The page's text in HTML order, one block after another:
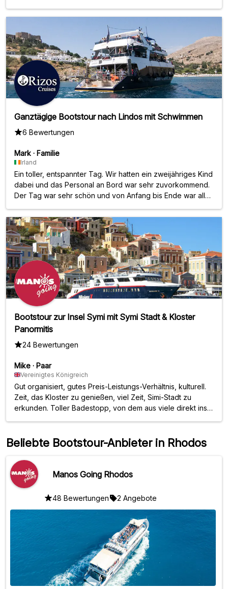
Ganztägige Bootstour nach Lindos mit Schwimmen
6 Bewertungen
Mark · Familie
Irland
Ein toller, entspannter Tag. Wir hatten ein zweijähriges Kind
dabei und das Personal an Bord war sehr zuvorkommend.
Der Tag war sehr schön und von Anfang bis Ende war alles
Bootstour zur Insel Symi mit Symi Stadt & Kloster
Panormitis
24 Bewertungen
Mike · Paar
Vereinigtes Königreich
Gut organisiert, gutes Preis-Leistungs-Verhältnis, kulturell.
Zeit, das Kloster zu genießen, viel Zeit, Simi-Stadt zu
erkunden. Toller Badestopp, von dem aus viele direkt ins
Wir fühlten uns immer sicher. Die Landschaft war
Beliebte Bootstour-Anbieter in Rhodos
Manos Going Rhodos
48 Bewertungen 2 Angebote